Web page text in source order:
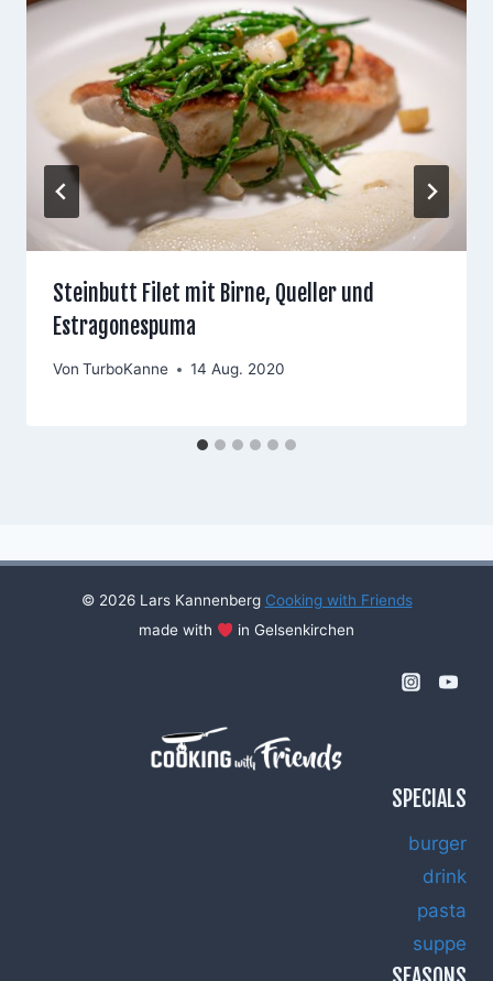
Steinbutt Filet mit Birne, Queller und
Estragonespuma
Von TurboKanne 14 Aug. 2020
© 2026 Lars Kannenberg Cooking with Friends
made with
in Gelsenkirchen
SPECIALS
burger
drink
pasta
suppe